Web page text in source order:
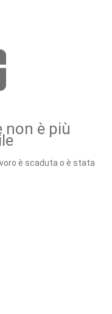
non è più
è scaduta o è stata